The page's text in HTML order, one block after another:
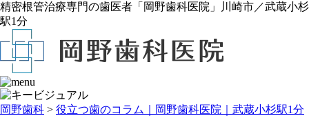
精密根管治療専門の歯医者「岡野歯科医院」川崎市／武蔵小杉
駅1分
岡野歯科 > 役立つ歯のコラム｜岡野歯科医院｜武蔵小杉駅1分